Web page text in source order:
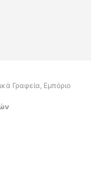
Γραφεία, Εμπόριο